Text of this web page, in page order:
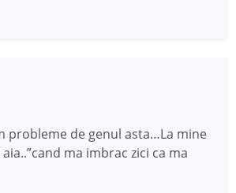
probleme de genul asta…La mine
ma imbrac zici ca ma